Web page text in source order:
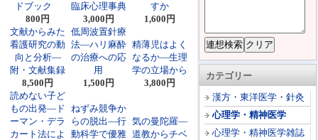
カテゴリー
漢方・東洋医学・針灸
心理学・精神医学
心理学・精神医学雑誌
ドブック
800円
臨床心理事典
3,000円
すか
1,600円
文献からみた
看護研究の動
向と分析―
附・文献集録
8,500円
低周波置針療
法―ハリ麻酔
の治療への応
用
1,500円
精薄児はよく
なるか―生理
学の立場から
3,800円
読めない子ど
もの出発―ド
ーマン・デラ
カート法によ
ねずみ競争か
らの脱出―行
動科学で優雅
気の曼陀羅―
道教からチベ